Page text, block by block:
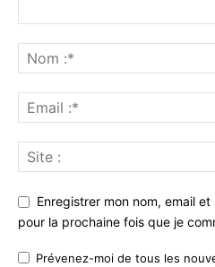
Enregistrer mon nom, email
pour la prochaine fois que je
Prévenez-moi de tous les